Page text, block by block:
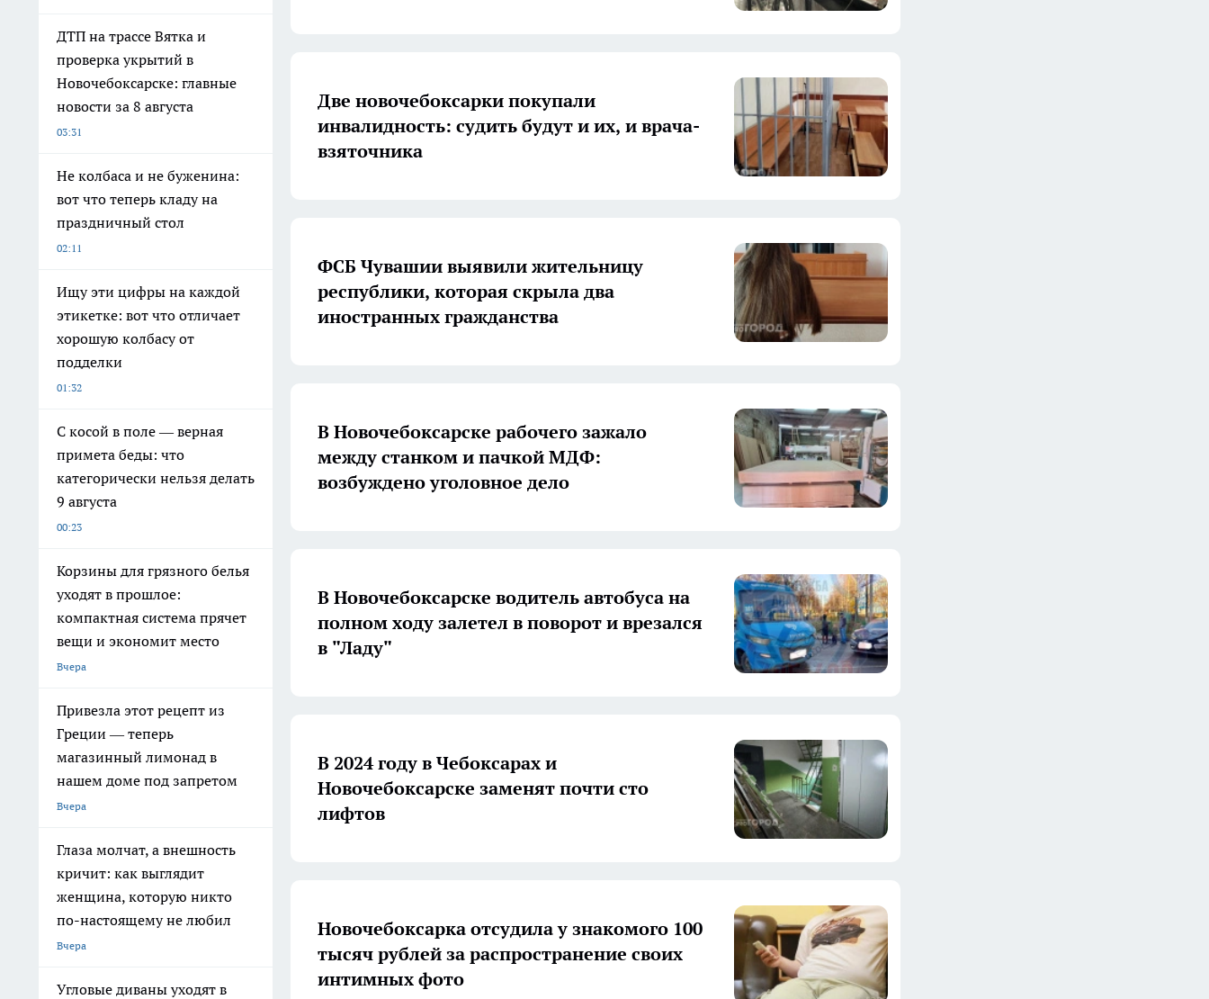
ДТП на трассе Вятка и
проверка укрытий в
Новочебоксарске: главные
новости за 8 августа
03:31
Не колбаса и не буженина:
вот что теперь кладу на
праздничный стол
02:11
Ищу эти цифры на каждой
этикетке: вот что отличает
хорошую колбасу от
подделки
01:32
С косой в поле — верная
примета беды: что
категорически нельзя делать
9 августа
00:23
Корзины для грязного белья
уходят в прошлое:
компактная система прячет
вещи и экономит место
Вчера
Привезла этот рецепт из
Греции — теперь
магазинный лимонад в
нашем доме под запретом
Вчера
Глаза молчат, а внешность
кричит: как выглядит
женщина, которую никто
по-настоящему не любил
Вчера
Угловые диваны уходят в
Две новочебоксарки покупали
инвалидность: судить будут и их, и врача-
взяточника
ФСБ Чувашии выявили жительницу
республики, которая скрыла два
иностранных гражданства
В Новочебоксарске рабочего зажало
между станком и пачкой МДФ:
возбуждено уголовное дело
В Новочебоксарске водитель автобуса на
полном ходу залетел в поворот и врезался
в "Ладу"
В 2024 году в Чебоксарах и
Новочебоксарске заменят почти сто
лифтов
Новочебоксарка отсудила у знакомого 100
тысяч рублей за распространение своих
интимных фото